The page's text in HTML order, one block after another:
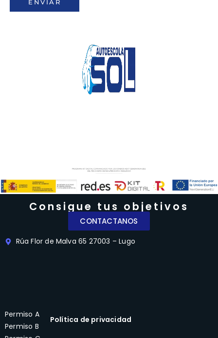
Consigue tus objetivos
CONTACTANOS
Rúa Flor de Malva 65 27003 – Lugo
Permiso A
Permiso B
Política de privacidad